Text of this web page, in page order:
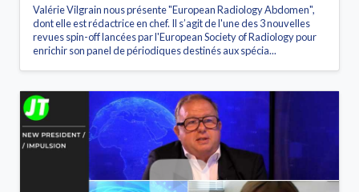
Valérie Vilgrain nous présente "European Radiology Abdomen",
dont elle est rédactrice en chef. Il s’agit de l'une des 3 nouvelles
revues spin-off lancées par l'European Society of Radiology pour
enrichir son panel de périodiques destinés aux spécia...